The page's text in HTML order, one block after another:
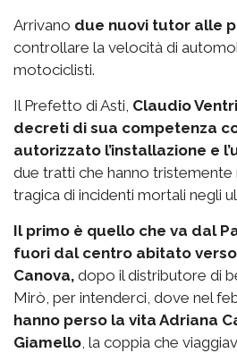
Arrivano due nuovi tutor alle
controllare la velocità di
motociclisti.
Il Prefetto di Asti, Claudio
decreti di sua competenza
autorizzato l’installazione e
due tratti che hanno
tragica di incidenti mortali negli
Il primo è quello che va dal
fuori dal centro abitato
Canova, dopo il distributore di
Mirò, per intenderci, dove nel
hanno perso la vita Adriana
Giamello, la coppia che